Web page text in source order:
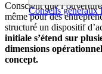
Conseils généraux
Conscient que
même pour des
structuré un dispositif
initiale s’étend sur
dimensions
concept.